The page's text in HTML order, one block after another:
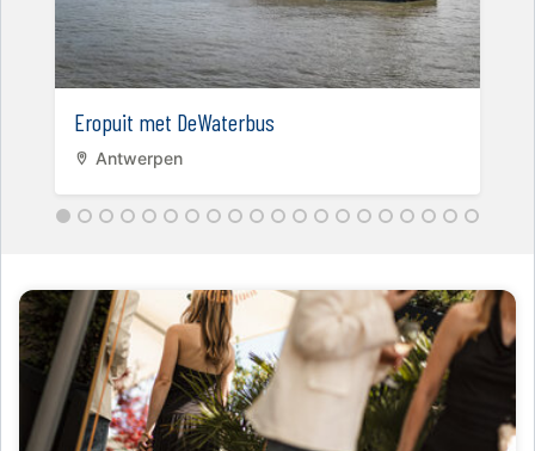
Eropuit met DeWaterbus
Antwerpen